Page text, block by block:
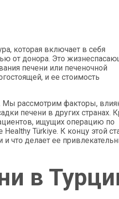
которая включает в себя
от донора. Это
печени или печеночной
и ее стоимость
Мы рассмотрим факторы,
печени в других странах.
ищущих операцию по
Türkiye. К концу этой
и что делает ее
в